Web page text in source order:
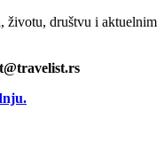
životu, društvu i aktuelnim